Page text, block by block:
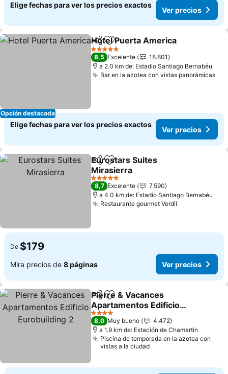
Elige fechas para ver los precios exactos
Ver precios
Opción destacada
CompartirAgregar a favoritos
Hotel Puerta America
5 Estrellas
8,5 Excelente
18.801
a 2.0 km de: Estadio Santiago Bernabéu
Bar en la azotea con vistas panorámicas
Elige fechas para ver los precios exactos
Ver precios
CompartirAgregar a favoritos
Eurostars Suites
Mirasierra
Ver precios
5 Estrellas
8,7 Excelente
7.590
a 4.0 km de: Estadio Santiago Bernabéu
Restaurante gourmet Verdil
De $179
Mira precios de 8 páginas Ver precios
CompartirAgregar a favoritos
Pierre & Vacances
Apartamentos Edificio
Eurobuilding 2
Ver precios
4 Estrellas
8,0 Muy bueno
4.472
a 1.9 km de: Estación de Chamartín
Piscina de temporada en la azotea con
vistas a la ciudad